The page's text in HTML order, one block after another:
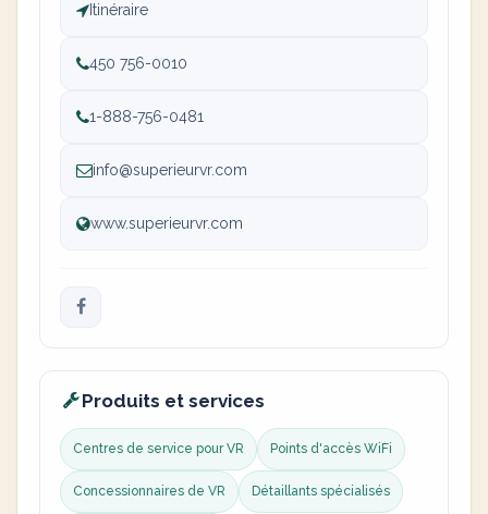
Itinéraire
450 756-0010
1-888-756-0481
info@superieurvr.com
www.superieurvr.com
Produits et services
Centres de service pour VR Points d'accès WiFi
Concessionnaires de VR Détaillants spécialisés